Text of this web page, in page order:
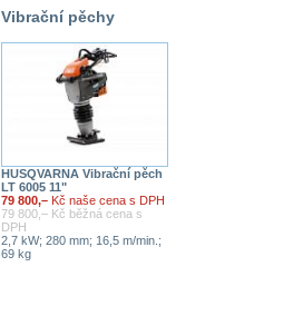
Vibrační pěchy
HUSQVARNA Vibrační pěch
LT 6005 11"
79 800,– Kč naše cena s DPH
79 800,– Kč běžná cena s
DPH
2,7 kW; 280 mm; 16,5 m/min.;
69 kg